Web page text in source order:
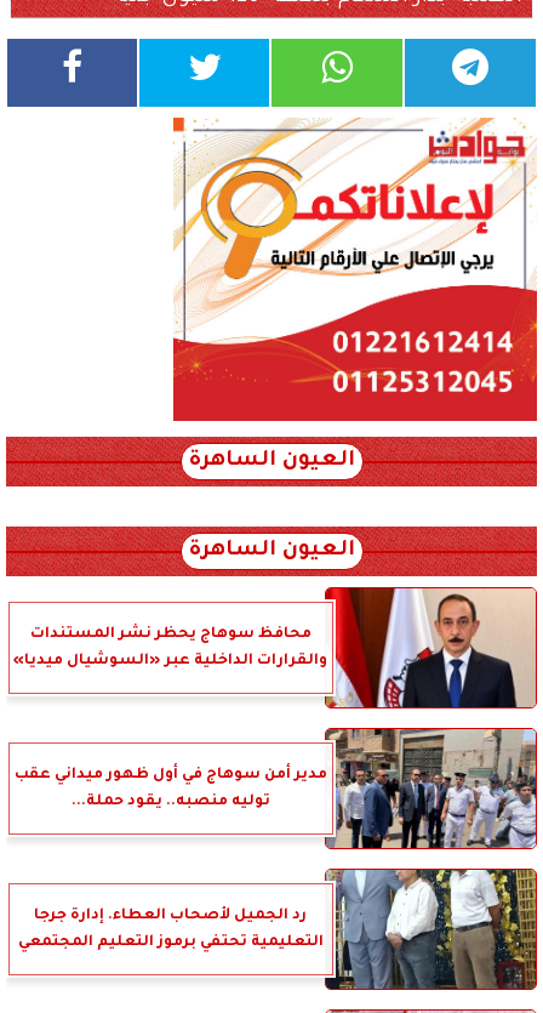
العيون الساهرة
العيون الساهرة
محافظ سوهاج يحظر نشر المستندات
والقرارات الداخلية عبر «السوشيال ميديا»
مدير أمن سوهاج في أول ظهور ميداني عقب
توليه منصبه.. يقود حملة...
رد الجميل لأصحاب العطاء. إدارة جرجا
التعليمية تحتفي برموز التعليم المجتمعي